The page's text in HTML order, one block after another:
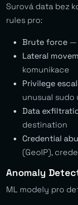
Surová data bez
rules pro:
Brute force —
Lateral
komunikace
Privilege
unusual sudo
Data
destination
Credential
(GeoIP),
Anomaly
ML modely pro